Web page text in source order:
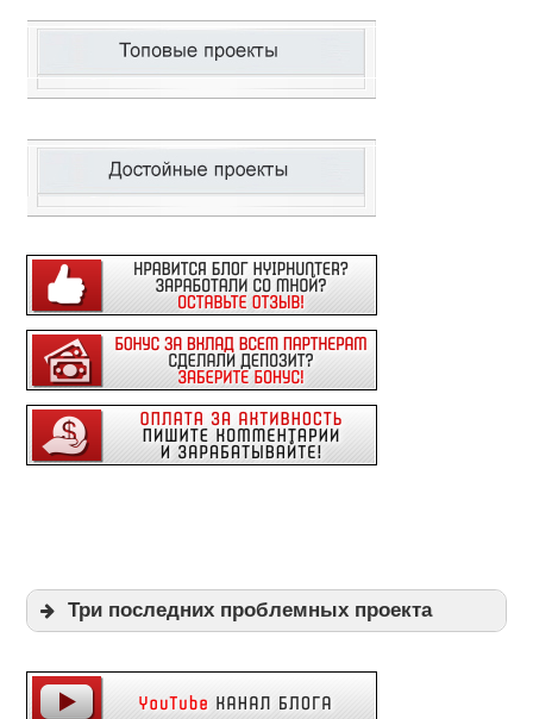
Три последних проблемных проекта
Playpayouts
Cfgliberty